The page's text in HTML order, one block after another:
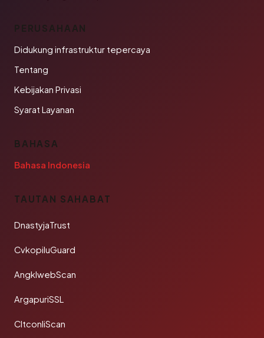
PERUSAHAAN
Didukung infrastruktur tepercaya
Tentang
Kebijakan Privasi
Syarat Layanan
BAHASA
Bahasa Indonesia
TAUTAN SAHABAT
DnastyjaTrust
CvkopiluGuard
AngklwebScan
ArgapuriSSL
CltconliScan